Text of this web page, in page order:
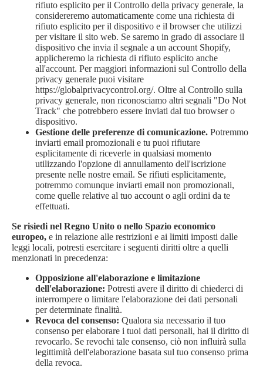
rifiuto esplicito per il Controllo della privacy generale, la
considereremo automaticamente come una richiesta di
rifiuto esplicito per il dispositivo e il browser che utilizzi
per visitare il sito web. Se saremo in grado di associare il
dispositivo che invia il segnale a un account Shopify,
applicheremo la richiesta di rifiuto esplicito anche
all'account. Per maggiori informazioni sul Controllo della
privacy generale puoi visitare
https://globalprivacycontrol.org/. Oltre al Controllo sulla
privacy generale, non riconosciamo altri segnali "Do Not
Track" che potrebbero essere inviati dal tuo browser o
dispositivo.
Gestione delle preferenze di comunicazione. Potremmo
inviarti email promozionali e tu puoi rifiutare
esplicitamente di riceverle in qualsiasi momento
utilizzando l'opzione di annullamento dell'iscrizione
presente nelle nostre email. Se rifiuti esplicitamente,
potremmo comunque inviarti email non promozionali,
come quelle relative al tuo account o agli ordini da te
effettuati.
Se risiedi nel Regno Unito o nello Spazio economico
europeo, e in relazione alle restrizioni e ai limiti imposti dalle
leggi locali, potresti esercitare i seguenti diritti oltre a quelli
menzionati in precedenza:
Opposizione all'elaborazione e limitazione
dell'elaborazione: Potresti avere il diritto di chiederci di
interrompere o limitare l'elaborazione dei dati personali
per determinate finalità.
Revoca del consenso: Qualora sia necessario il tuo
consenso per elaborare i tuoi dati personali, hai il diritto di
revocarlo. Se revochi tale consenso, ciò non influirà sulla
legittimità dell'elaborazione basata sul tuo consenso prima
della revoca.